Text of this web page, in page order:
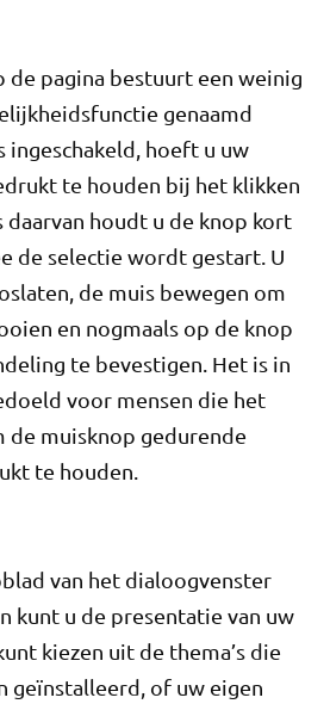
de pagina bestuurt een weinig
genaamd
ingeschakeld, hoeft u uw
te houden bij het klikken
daarvan houdt u de knop kort
de selectie wordt gestart. U
de muis bewegen om
en nogmaals op de knop
te bevestigen. Het is in
voor mensen die het
de muisknop gedurende
te houden.
van het dialoogvenster
kunt u de presentatie van uw
kiezen uit de thema’s die
geïnstalleerd, of uw eigen